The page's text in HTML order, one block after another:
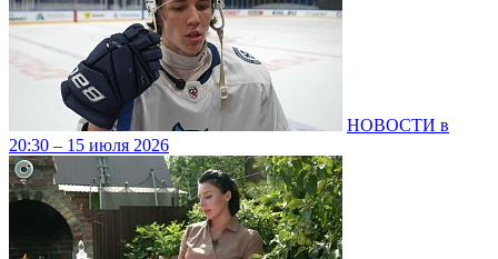
НОВОСТИ в
20:30 – 15 июля 2026